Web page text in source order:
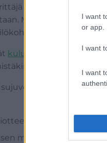
I want
or app.
I want
I want
voi tällöin toimittaa
Myöskään
kortilla.
kulut ovat
ostoista
pienyrittäjän
ei ole sekaisin
menot yrityskortilla,